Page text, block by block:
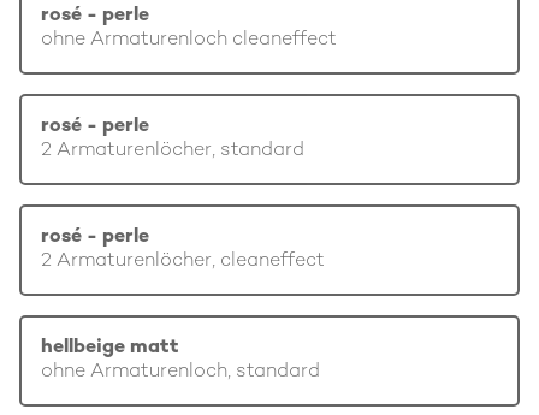
rosé - perle
ohne Armaturenloch cleaneffect
rosé - perle
2 Armaturenlöcher, standard
rosé - perle
2 Armaturenlöcher, cleaneffect
hellbeige matt
ohne Armaturenloch, standard